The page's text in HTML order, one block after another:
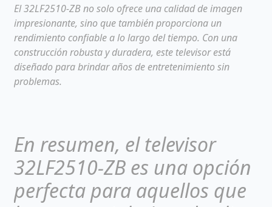
El 32LF2510-ZB no solo ofrece una calidad de imagen
impresionante, sino que también proporciona un
rendimiento confiable a lo largo del tiempo. Con una
construcción robusta y duradera, este televisor está
diseñado para brindar años de entretenimiento sin
problemas.
En resumen, el televisor
32LF2510-ZB es una opción
perfecta para aquellos que